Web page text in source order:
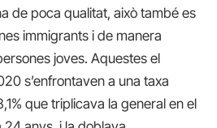
de poca qualitat, això també es
immigrants i de manera
joves. Aquestes el
s’enfrontaven a una taxa
que triplicava la general en el